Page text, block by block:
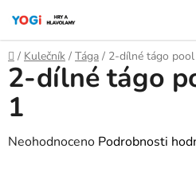
obsah
Domů
/ Kulečník / Tága / 2-dílné tágo
2-dílné tágo
1
Průměrné
Neohodnoceno Podrobnosti